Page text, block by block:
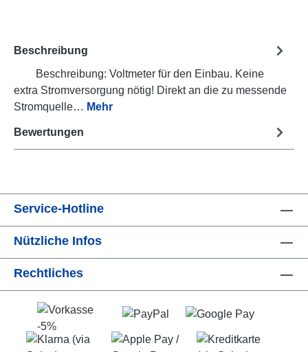
Beschreibung
Beschreibung: Voltmeter für den Einbau. Keine
extra Stromversorgung nötig! Direkt an die zu messende
Stromquelle… Mehr
Bewertungen
Service-Hotline
Nützliche Infos
Rechtliches